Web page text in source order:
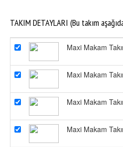
TAKIM DETAYLARI (Bu takım
Maxi Makam
Maxi Makam
Maxi Makam
Maxi Makam